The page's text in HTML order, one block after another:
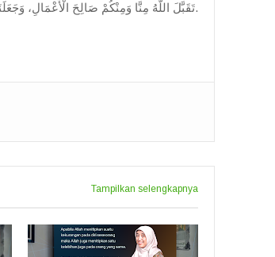
تَقَبَّلَ اللَّهُ مِنَّا وَمِنْكُمْ صَالِحَ الْأَعْمَالِ، وَجَعَلَنَا وَإِيَّاكُمْ مِنَ الْمَقْبُولِينَ وَالْفَائِزِينَ.
Tampilkan selengkapnya